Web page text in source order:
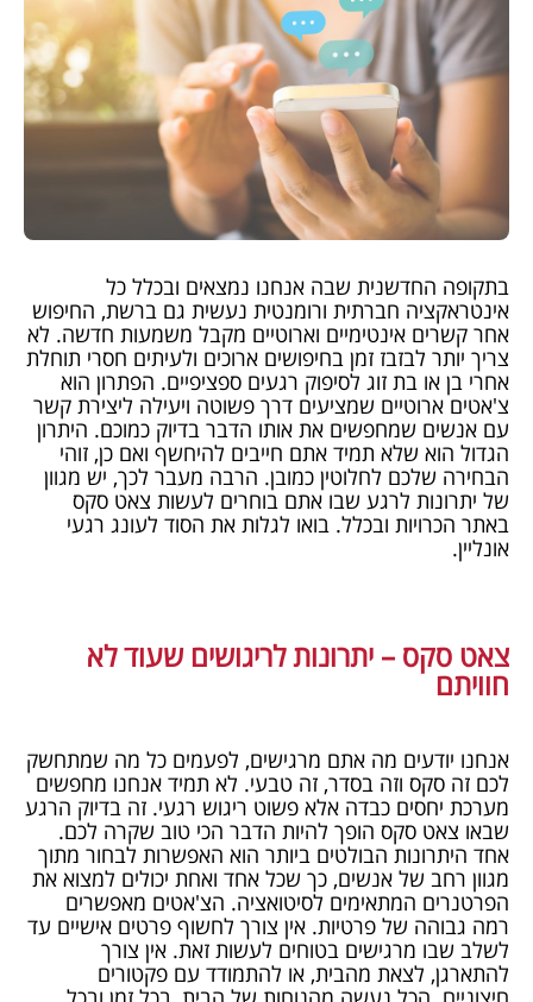
בתקופה החדשנית שבה אנחנו נמצאים ובכלל כל
אינטראקציה חברתית ורומנטית נעשית גם ברשת, החיפוש
אחר קשרים אינטימיים וארוטיים מקבל משמעות חדשה. לא
צריך יותר לבזבז זמן בחיפושים ארוכים ולעיתים חסרי תוחלת
אחרי בן או בת זוג לסיפוק רגעים ספציפיים. הפתרון הוא
צ'אטים ארוטיים שמציעים דרך פשוטה ויעילה ליצירת קשר
עם אנשים שמחפשים את אותו הדבר בדיוק כמוכם. היתרון
הגדול הוא שלא תמיד אתם חייבים להיחשף ואם כן, זוהי
הבחירה שלכם לחלוטין כמובן. הרבה מעבר לכך, יש מגוון
של יתרונות לרגע שבו אתם בוחרים לעשות צאט סקס
באתר הכרויות ובכלל. בואו לגלות את הסוד לעונג רגעי
אונליין.
צאט סקס – יתרונות לריגושים שעוד לא
חוויתם
אנחנו יודעים מה אתם מרגישים, לפעמים כל מה שמתחשק
לכם זה סקס וזה בסדר, זה טבעי. לא תמיד אנחנו מחפשים
מערכת יחסים כבדה אלא פשוט ריגוש רגעי. זה בדיוק הרגע
שבאו צאט סקס הופך להיות הדבר הכי טוב שקרה לכם.
אחד היתרונות הבולטים ביותר הוא האפשרות לבחור מתוך
מגוון רחב של אנשים, כך שכל אחד ואחת יכולים למצוא את
הפרטנרים המתאימים לסיטואציה. הצ'אטים מאפשרים
רמה גבוהה של פרטיות. אין צורך לחשוף פרטים אישיים עד
לשלב שבו מרגישים בטוחים לעשות זאת. אין צורך
להתארגן, לצאת מהבית, או להתמודד עם פקטורים